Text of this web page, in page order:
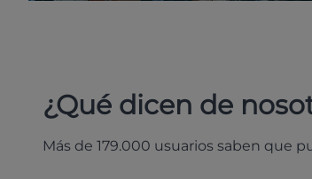
¿Qué dicen de
Más de 179.000 usuarios saben que